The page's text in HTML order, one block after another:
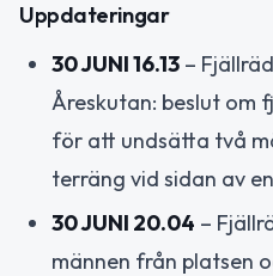
Uppdateringar
30 JUNI 16.13 –
Åreskutan: beslut om
för att undsätta två
terräng vid sidan av
30 JUNI 20.04 –
männen från platsen